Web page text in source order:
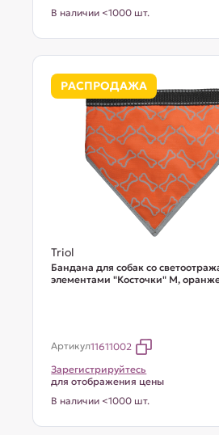
В наличии <1000 шт.
РАСПРОДАЖА
Triol
Бандана для собак со
элементами "Косточки" M,
Артикул11611002
Зарегистрируйтесь
для отображения цены
В наличии <1000 шт.